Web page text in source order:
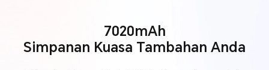
7020mAh
Simpanan Kuasa Tambahan Anda